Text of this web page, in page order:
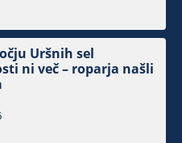
Uršnih sel
ni več – roparja našli